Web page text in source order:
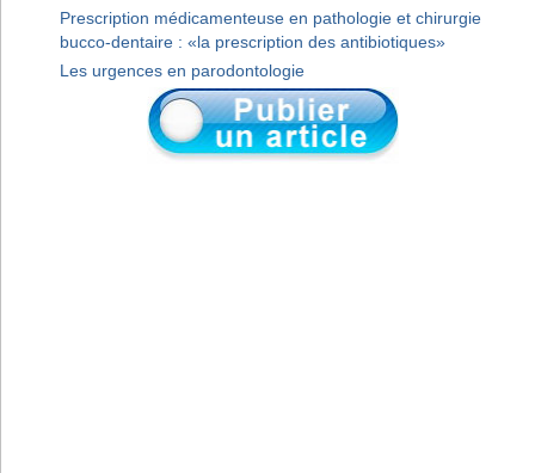
Prescription médicamenteuse en pathologie et chirurgie
bucco-dentaire : «la prescription des antibiotiques»
Les urgences en parodontologie